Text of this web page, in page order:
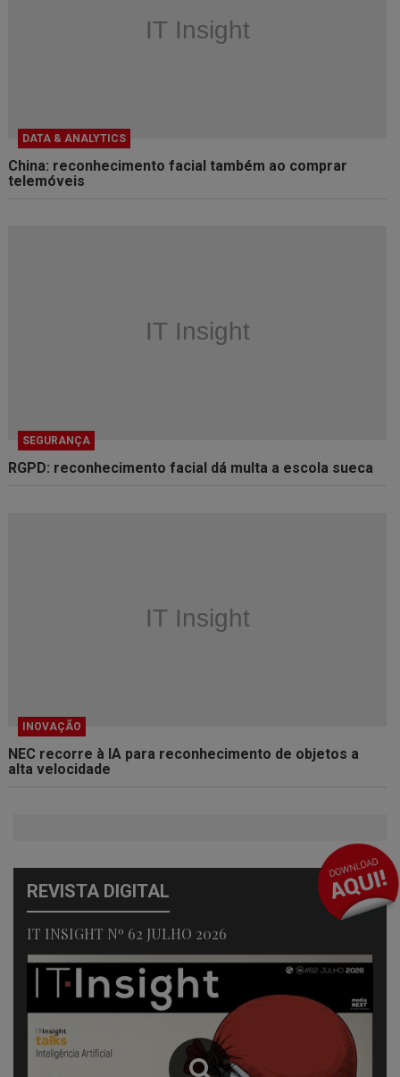
DATA & ANALYTICS
China: reconhecimento facial também ao comprar
telemóveis
SEGURANÇA
RGPD: reconhecimento facial dá multa a escola sueca
INOVAÇÃO
NEC recorre à IA para reconhecimento de objetos a
alta velocidade
REVISTA DIGITAL
IT INSIGHT Nº 62 JULHO 2026